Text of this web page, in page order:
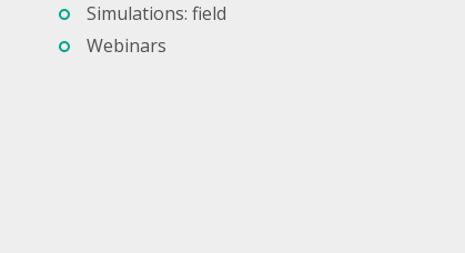
Simulations: field
Webinars